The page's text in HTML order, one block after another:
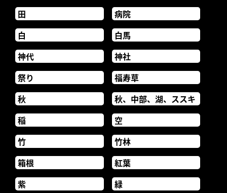
田
病院
白
白馬
神代
神社
祭り
福寿草
秋
秋、中部、湖、ススキ
稲
空
竹
竹林
箱根
紅葉
紫
緑